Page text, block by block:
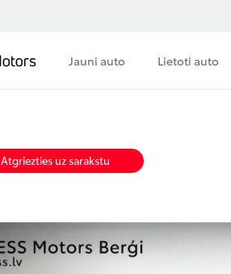
Jauni auto Lietoti auto
Atgriezties uz sarakstu